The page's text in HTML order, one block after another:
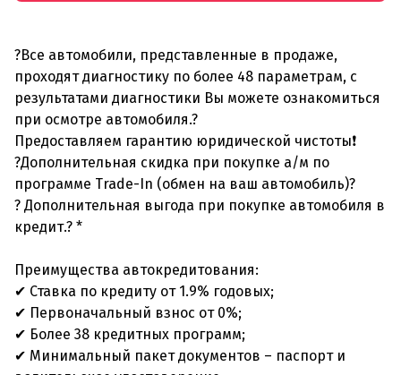
?Все автомобили, представленные в продаже,
проходят диагностику по более 48 параметрам, с
результатами диагностики Вы можете ознакомиться
при осмотре автомобиля.?
Предоставляем гарантию юридической чистоты❗
?Дополнительная скидка при покупке а/м по
программе Trade-In (обмен на ваш автомобиль)?
? Дополнительная выгода при покупке автомобиля в
кредит.? *
Преимущества автокредитования:
✔ Ставка по кредиту от 1.9% годовых;
✔ Первоначальный взнос от 0%;
✔ Более 38 кредитных программ;
✔ Минимальный пакет документов – паспорт и